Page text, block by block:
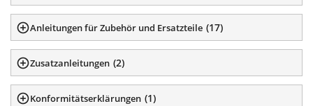
Anleitungen für Zubehör und Ersatzteile (17)
Zusatzanleitungen (2)
Konformitätserklärungen (1)